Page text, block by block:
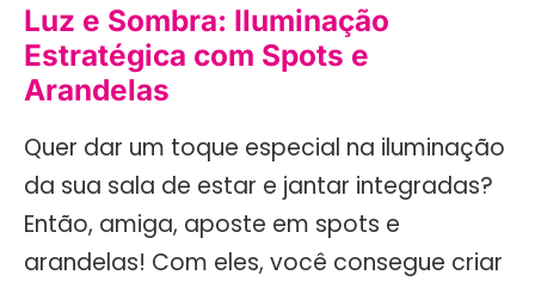
Luz e Sombra: Iluminação
Estratégica com Spots e
Arandelas
Quer dar um toque especial na iluminação
da sua sala de estar e jantar integradas?
Então, amiga, aposte em spots e
arandelas! Com eles, você consegue criar